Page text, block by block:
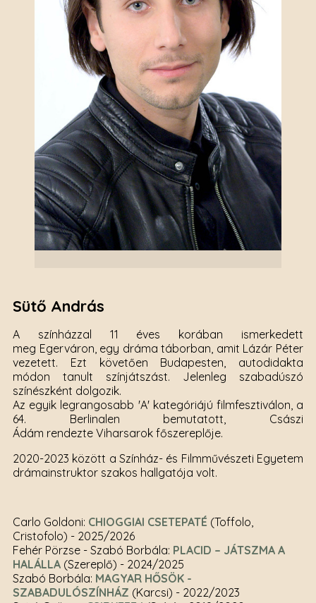
Sütő András
A színházzal 11 éves korában ismerkedett
meg Egerváron, egy dráma táborban, amit Lázár Péter
vezetett. Ezt követően Budapesten, autodidakta
módon tanult színjátszást. Jelenleg szabadúszó
színészként dolgozik.
Az egyik legrangosabb 'A' kategóriájú filmfesztiválon, a
64. Berlinalen bemutatott, Császi
Ádám rendezte Viharsarok főszereplője.
2020-2023 között a Színház- és Filmművészeti Egyetem
drámainstruktor szakos hallgatója volt.
Carlo Goldoni: CHIOGGIAI CSETEPATÉ (Toffolo,
Cristofolo) - 2025/2026
Fehér Pörzse - Szabó Borbála: PLACID – JÁTSZMA A
HALÁLLA(Szereplő) - 2024/2025
Szabó Borbála: MAGYAR HŐSÖK -
SZABADULÓSZÍNHÁZ (Karcsi) - 2022/2023